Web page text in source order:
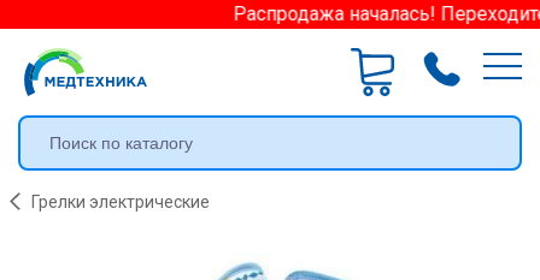
Распродажа началась!
Грелки электрические